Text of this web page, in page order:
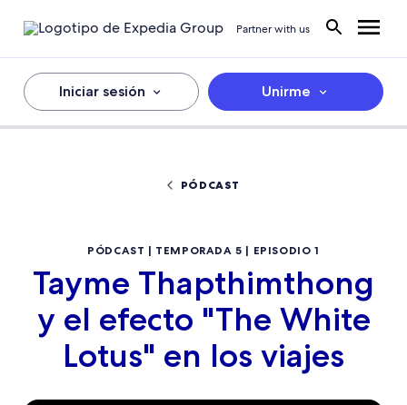
Partner with us
Iniciar sesión Unirme
PÓDCAST
PÓDCAST | TEMPORADA 5 | EPISODIO 1
Tayme Thapthimthong
y el efecto "The White
Lotus" en los viajes